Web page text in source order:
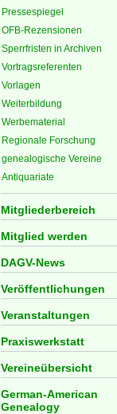
Pressespiegel
OFB-Rezensionen
Sperrfristen in Archiven
Vortragsreferenten
Vorlagen
Weiterbildung
Werbematerial
Regionale Forschung
genealogische Vereine
Antiquariate
Mitgliederbereich
Mitglied werden
DAGV-News
Veröffentlichungen
Veranstaltungen
Praxiswerkstatt
Vereineübersicht
German-American
Genealogy